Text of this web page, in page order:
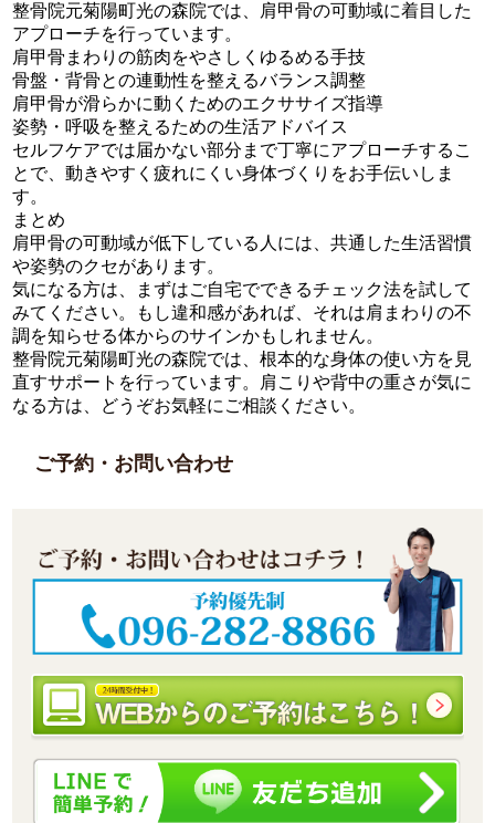
整骨院元菊陽町光の森院では、肩甲骨の可動域に着目した
アプローチを行っています。
肩甲骨まわりの筋肉をやさしくゆるめる手技
骨盤・背骨との連動性を整えるバランス調整
肩甲骨が滑らかに動くためのエクササイズ指導
姿勢・呼吸を整えるための生活アドバイス
セルフケアでは届かない部分まで丁寧にアプローチするこ
とで、動きやすく疲れにくい身体づくりをお手伝いしま
す。
まとめ
肩甲骨の可動域が低下している人には、共通した生活習慣
や姿勢のクセがあります。
気になる方は、まずはご自宅でできるチェック法を試して
みてください。もし違和感があれば、それは肩まわりの不
調を知らせる体からのサインかもしれません。
整骨院元菊陽町光の森院では、根本的な身体の使い方を見
直すサポートを行っています。肩こりや背中の重さが気に
なる方は、どうぞお気軽にご相談ください。
ご予約・お問い合わせ